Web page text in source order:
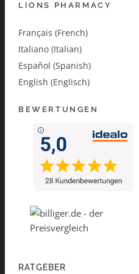
LIONS PHARMACY
Français (French)
Italiano (Italian)
Español (Spanish)
English (Englisch)
BEWERTUNGEN
RATGEBER